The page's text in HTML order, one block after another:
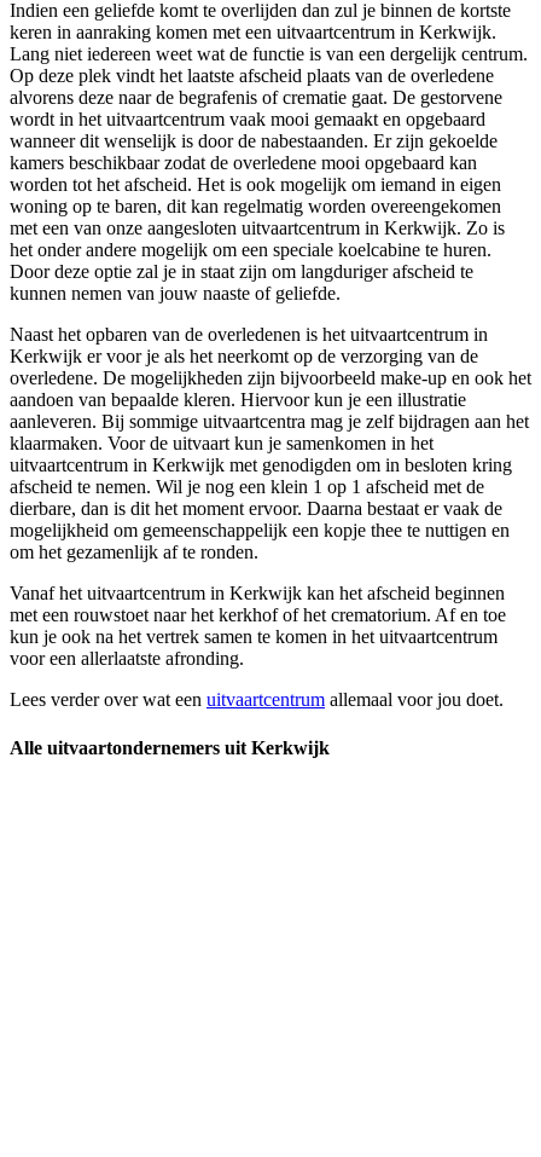
Indien een geliefde komt te overlijden dan zul je binnen de kortste
keren in aanraking komen met een uitvaartcentrum in Kerkwijk.
Lang niet iedereen weet wat de functie is van een dergelijk centrum.
Op deze plek vindt het laatste afscheid plaats van de overledene
alvorens deze naar de begrafenis of crematie gaat. De gestorvene
wordt in het uitvaartcentrum vaak mooi gemaakt en opgebaard
wanneer dit wenselijk is door de nabestaanden. Er zijn gekoelde
kamers beschikbaar zodat de overledene mooi opgebaard kan
worden tot het afscheid. Het is ook mogelijk om iemand in eigen
woning op te baren, dit kan regelmatig worden overeengekomen
met een van onze aangesloten uitvaartcentrum in Kerkwijk. Zo is
het onder andere mogelijk om een speciale koelcabine te huren.
Door deze optie zal je in staat zijn om langduriger afscheid te
kunnen nemen van jouw naaste of geliefde.
Naast het opbaren van de overledenen is het uitvaartcentrum in
Kerkwijk er voor je als het neerkomt op de verzorging van de
overledene. De mogelijkheden zijn bijvoorbeeld make-up en ook het
aandoen van bepaalde kleren. Hiervoor kun je een illustratie
aanleveren. Bij sommige uitvaartcentra mag je zelf bijdragen aan het
klaarmaken. Voor de uitvaart kun je samenkomen in het
uitvaartcentrum in Kerkwijk met genodigden om in besloten kring
afscheid te nemen. Wil je nog een klein 1 op 1 afscheid met de
dierbare, dan is dit het moment ervoor. Daarna bestaat er vaak de
mogelijkheid om gemeenschappelijk een kopje thee te nuttigen en
om het gezamenlijk af te ronden.
Vanaf het uitvaartcentrum in Kerkwijk kan het afscheid beginnen
met een rouwstoet naar het kerkhof of het crematorium. Af en toe
kun je ook na het vertrek samen te komen in het uitvaartcentrum
voor een allerlaatste afronding.
Lees verder over wat een uitvaartcentrum allemaal voor jou doet.
Alle uitvaartondernemers uit Kerkwijk